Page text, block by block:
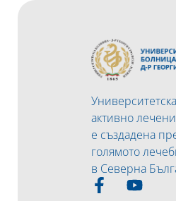
активно
е създадена
голямото
в Северна